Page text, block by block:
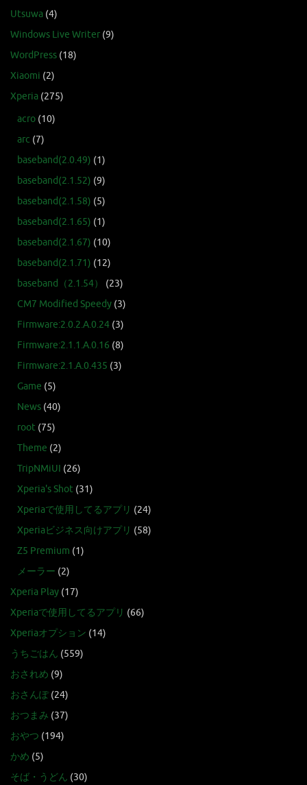
Utsuwa (4)
Windows Live Writer (9)
WordPress (18)
Xiaomi (2)
Xperia (275)
acro (10)
arc (7)
baseband(2.0.49) (1)
baseband(2.1.52) (9)
baseband(2.1.58) (5)
baseband(2.1.65) (1)
baseband(2.1.67) (10)
baseband(2.1.71) (12)
baseband（2.1.54）
(23)
CM7 Modified Speedy (3)
Firmware:2.0.2.A.0.24 (3)
Firmware:2.1.1.A.0.16 (8)
Firmware:2.1.A.0.435 (3)
Game (5)
News (40)
root (75)
Theme (2)
TripNMiUI (26)
Xperia's Shot (31)
Xperiaで使用してるアプリ (24)
Xperiaビジネス向けアプリ (58)
Z5 Premium (1)
メーラー (2)
Xperia Play (17)
Xperiaで使用してるアプリ (66)
Xperiaオプション (14)
うちごはん (559)
おされめ (9)
おさんぽ(24)
おつまみ (37)
おやつ (194)
かめ (5)
そば・うどん (30)